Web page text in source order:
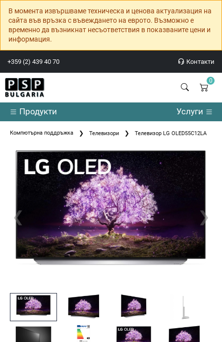
В момента извършваме техническа и ценова актуализация на
сайта във връзка с въвеждането на еврото. Възможно е
временно да възникнат несъответствия в показваните цени и
информация.
+359 (2) 439 40 70 Контакти
0
Продукти Услуги
Компютърна поддръжка Телевизори Телевизор LG OLED55C12LA
❮ ❯